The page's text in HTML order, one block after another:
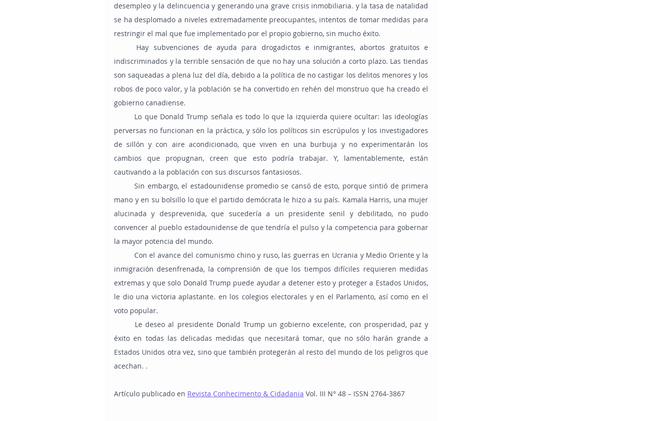
desempleo y la delincuencia y generando una grave crisis inmobiliaria. y la tasa de natalidad
se ha desplomado a niveles extremadamente preocupantes, intentos de tomar medidas para
restringir el mal que fue implementado por el propio gobierno, sin mucho éxito.
indiscriminados y la terrible sensación de que no hay una solución a corto plazo. Las tiendas
son saqueadas a plena luz del día, debido a la política de no castigar los delitos menores y los
robos de poco valor, y la población se ha convertido en rehén del monstruo que ha creado el
gobierno canadiense.
perversas no funcionan en la práctica, y sólo los políticos sin escrúpulos y los investigadores
de sillón y con aire acondicionado, que viven en una burbuja y no experimentarán los
cambios que propugnan, creen que esto podría trabajar. Y, lamentablemente, están
cautivando a la población con sus discursos fantasiosos.
	Sin embargo, el estadounidense promedio se cansó de esto, porque sintió de primera
mano y en su bolsillo lo que el partido demócrata le hizo a su país. Kamala Harris, una mujer
alucinada y desprevenida, que sucedería a un presidente senil y debilitado, no pudo
convencer al pueblo estadounidense de que tendría el pulso y la competencia para gobernar
la mayor potencia del mundo.
inmigración desenfrenada, la comprensión de que los tiempos difíciles requieren medidas
extremas y que solo Donald Trump puede ayudar a detener esto y proteger a Estados Unidos,
le dio una victoria aplastante. en los colegios electorales y en el Parlamento, así como en el
voto popular.
éxito en todas las delicadas medidas que necesitará tomar, que no sólo harán grande a
Estados Unidos otra vez, sino que también protegerán al resto del mundo de los peligros que
acechan. .
Artículo publicado en Revista Conhecimento & Cidadania Vol. III N° 48 – ISSN 2764-3867